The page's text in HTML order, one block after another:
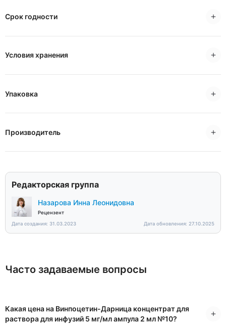
Срок годности
Условия хранения
Упаковка
Производитель
Редакторская группа
Назарова Инна Леонидовна
Рецензент
Дата создания: 31.03.2023
Дата обновления: 27.10.2025
Часто задаваемые вопросы
Какая цена на Винпоцетин-Дарница концентрат для
раствора для инфузий 5 мг/мл ампула 2 мл №10?